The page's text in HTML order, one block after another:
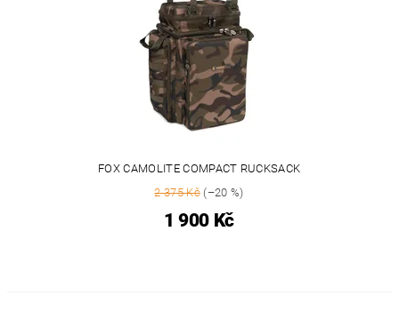
FOX CAMOLITE COMPACT RUCKSACK
2 375 Kč (–20 %)
1 900 Kč